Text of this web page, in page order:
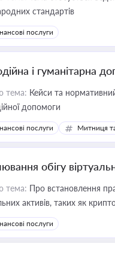
стандартів
послуги
і гуманітарна
тема: Кейси та
допомоги
послуги Митниця
обігу
тема: Про встановлення
активів, таких як
послуги